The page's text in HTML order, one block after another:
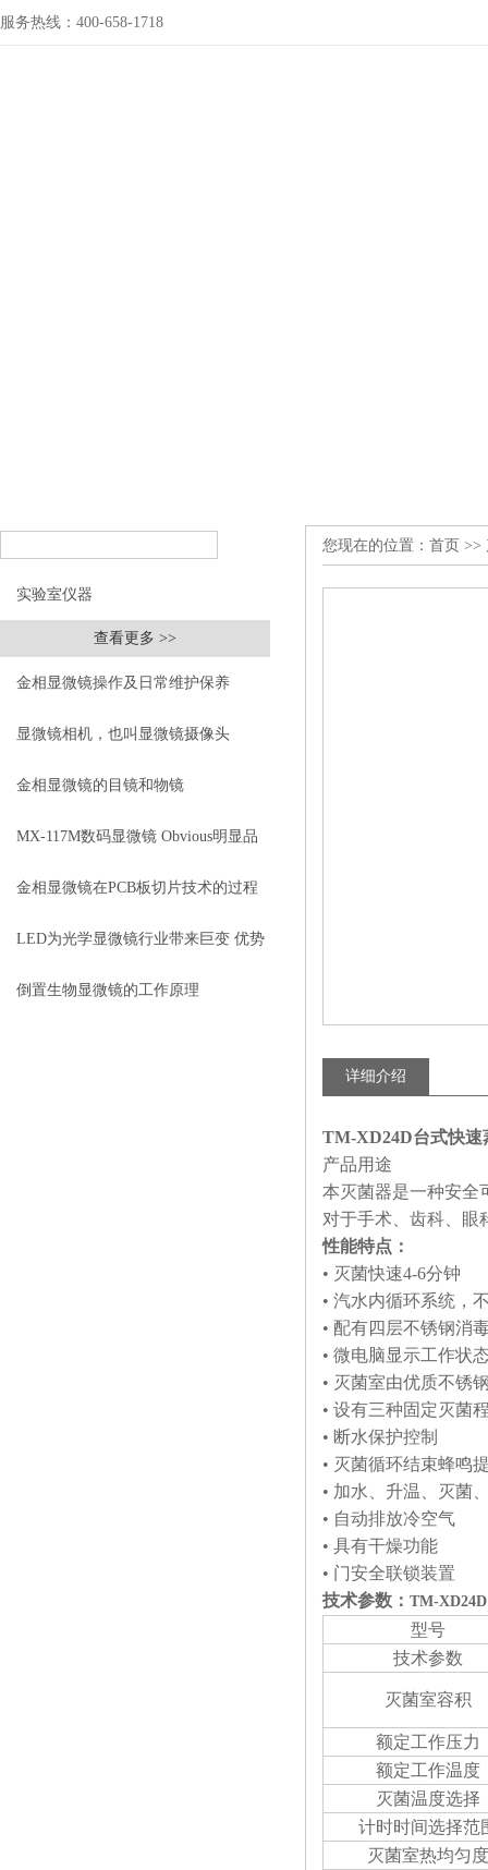
服务热线：400-658-1718
实验室仪器
查看更多 >>
金相显微镜操作及日常维护保养
显微镜相机，也叫显微镜摄像头
金相显微镜的目镜和物镜
MX-117M数码显微镜 Obvious明显品
牌值得推荐
金相显微镜在PCB板切片技术的过程
控制中的作用
LED为光学显微镜行业带来巨变 优势
比传统卤素更明显
倒置生物显微镜的工作原理
您现在的位置： 首页 >>
详细介绍
TM-XD24D台式快速
产品用途
本灭菌器是一种安全
对于手术、齿科、眼
性能特点：
• 灭菌快速4-6分钟
• 汽水内循环系统，
• 配有四层不锈钢消
• 微电脑显示工作状
• 灭菌室由优质不锈
• 设有三种固定灭菌
• 断水保护控制
• 灭菌循环结束蜂鸣
• 加水、升温、灭菌
• 自动排放冷空气
• 具有干燥功能
• 门安全联锁装置
技术参数： TM-
型号
技术参数
灭菌室容积
额定工作压力
额定工作温度
灭菌温度选择
计时时间选择范
灭菌室热均匀度